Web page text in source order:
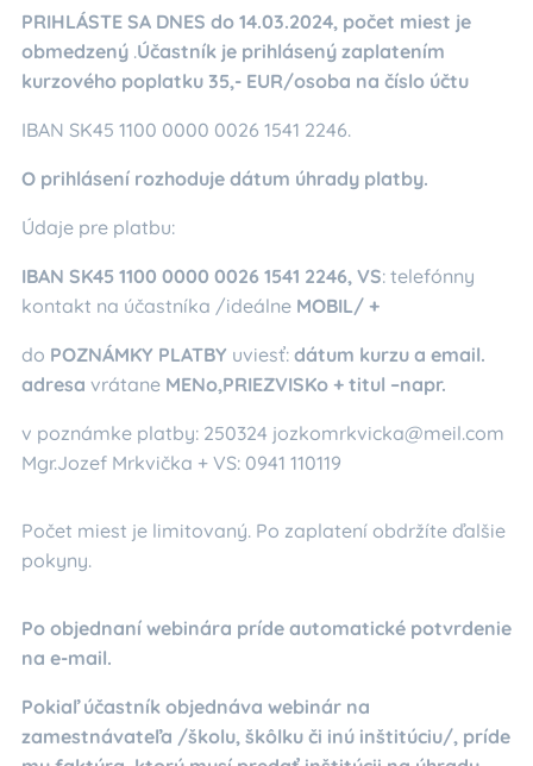
PRIHLÁSTE SA DNES do 14.03.2024, počet miest je
obmedzený .Účastník je prihlásený zaplatením
kurzového poplatku 35,- EUR/osoba na číslo účtu
IBAN SK45 1100 0000 0026 1541 2246.
O prihlásení rozhoduje dátum úhrady platby.
Údaje pre platbu:
IBAN SK45 1100 0000 0026 1541 2246, VS: telefónny
kontakt na účastníka /ideálne MOBIL/ +
do POZNÁMKY PLATBY uviesť: dátum kurzu a email.
adresa vrátane MENo,PRIEZVISKo + titul –napr.
v poznámke platby: 250324 jozkomrkvicka@meil.com
Mgr.Jozef Mrkvička + VS: 0941 110119
Počet miest je limitovaný. Po zaplatení obdržíte ďalšie
pokyny.
Po objednaní webinára príde automatické potvrdenie
na e-mail.
Pokiaľ účastník objednáva webinár na
zamestnávateľa /školu, škôlku či inú inštitúciu/, príde